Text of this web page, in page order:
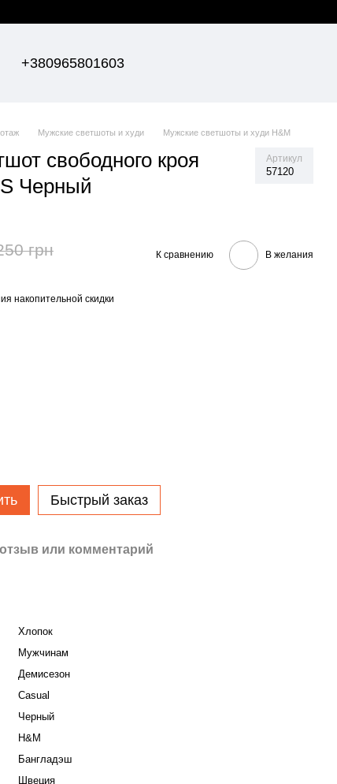
+380965801603
Мужские светшоты и худи Мужские светшоты и худи H&M
свободного кроя
Черный
Артикул
57120
грн К сравнению В желания
накопительной скидки
Быстрый заказ
или комментарий
Хлопок
Мужчинам
Демисезон
Casual
Черный
H&M
Бангладэш
Швеция